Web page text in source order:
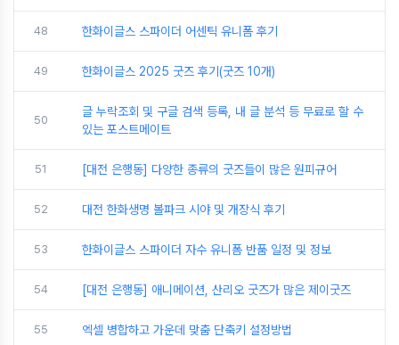
48 한화이글스 스파이더 어센틱 유니폼 후기
49 한화이글스 2025 굿즈 후기(굿즈 10개)
50
글 누락조회 및 구글 검색 등록, 내 글 분석 등 무료로 할 수
있는 포스트메이트
51 [대전 은행동] 다양한 종류의 굿즈들이 많은 원피규어
52 대전 한화생명 볼파크 시야 및 개장식 후기
53 한화이글스 스파이더 자수 유니폼 반품 일정 및 정보
54 [대전 은행동] 애니메이션, 산리오 굿즈가 많은 제이굿즈
55 엑셀 병합하고 가운데 맞춤 단축키 설정방법